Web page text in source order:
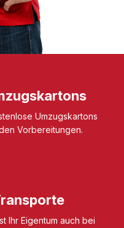
Umzugskartons
Vorbereitungen.
Ihr Eigentum auch bei